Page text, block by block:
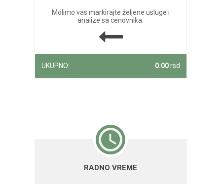
Molimo vas markirajte željene usluge i
analize sa cenovnika.
UKUPNO: 0.00rsd
RADNO VREME